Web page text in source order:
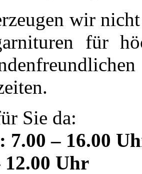
wir
für
Sie da:
7.00 – 16.00
12.00 Uhr